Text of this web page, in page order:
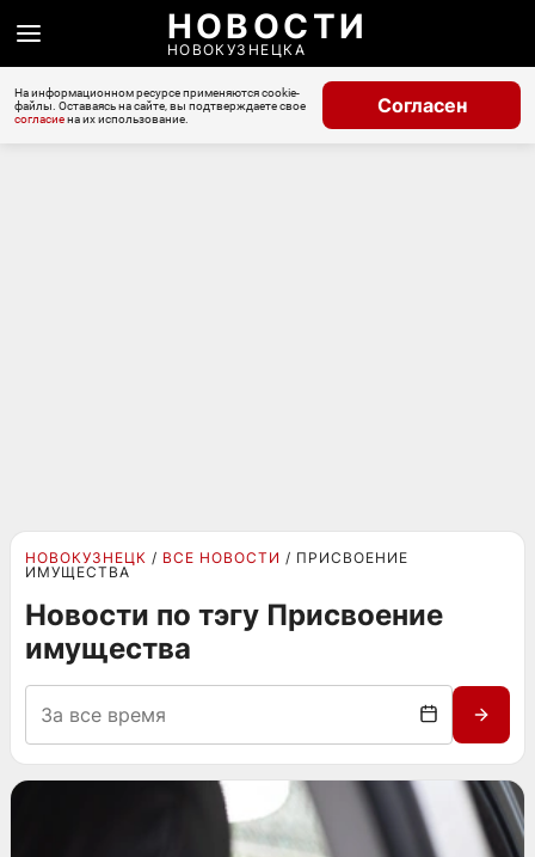
НОВОСТИ
НОВОКУЗНЕЦКА
На информационном ресурсе применяются cookie-
файлы. Оставаясь на сайте, вы подтверждаете свое
согласиена их использование.
Согласен
НОВОКУЗНЕЦК ВСЕ НОВОСТИ
ПРИСВОЕНИЕ
ИМУЩЕСТВА
Новости по тэгу Присвоение
имущества